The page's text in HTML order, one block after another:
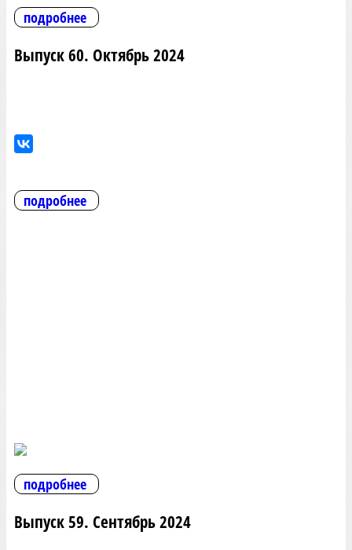
подробнее
Выпуск 60. Октябрь 2024
подробнее
подробнее
Выпуск 59. Сентябрь 2024